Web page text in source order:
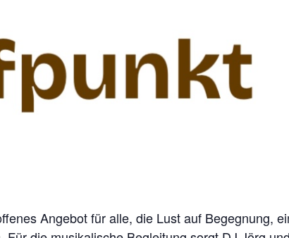
Angebot für alle, die Lust auf Begegnung,